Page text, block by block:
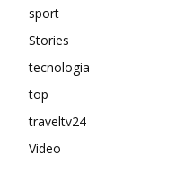
sport
Stories
tecnologia
top
traveltv24
Video